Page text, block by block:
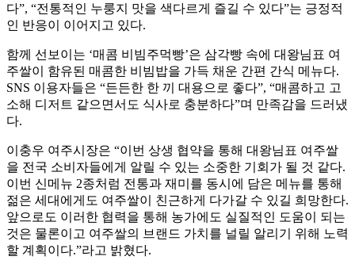
다”, “전통적인 누룽지 맛을 색다르게 즐길 수 있다”는 긍정적
인 반응이 이어지고 있다.
함께 선보이는 ‘매콤 비빔주먹빵’은 삼각빵 속에 대왕님표 여
주쌀이 함유된 매콤한 비빔밥을 가득 채운 간편 간식 메뉴다.
SNS 이용자들은 “든든한 한 끼 대용으로 좋다”, “매콤하고 고
소해 디저트 같으면서도 식사로 충분하다”며 만족감을 드러냈
다.
이충우 여주시장은 “이번 상생 협약을 통해 대왕님표 여주쌀
을 전국 소비자들에게 알릴 수 있는 소중한 기회가 될 것 같다.
이번 신메뉴 2종처럼 전통과 재미를 동시에 담은 메뉴를 통해
젊은 세대에게도 여주쌀이 친근하게 다가갈 수 있길 희망한다.
앞으로도 이러한 협력을 통해 농가에도 실질적인 도움이 되는
것은 물론이고 여주쌀의 브랜드 가치를 널릴 알리기 위해 노력
할 계획이다.”라고 밝혔다.